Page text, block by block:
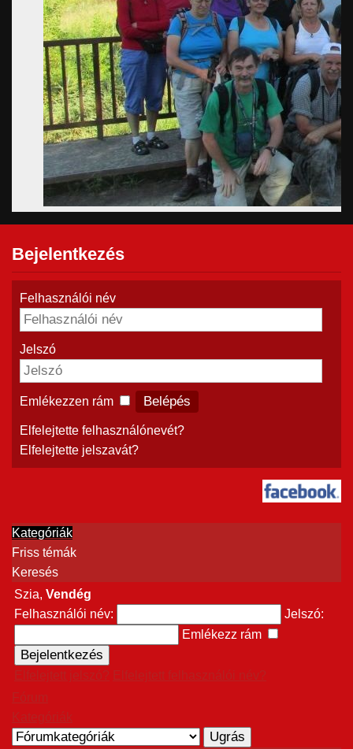
Bejelentkezés
Felhasználói név
Jelszó
Emlékezzen rám
Elfelejtette felhasználónevét?
Elfelejtette jelszavát?
Kategóriák
Friss témák
Keresés
Szia, Vendég
Felhasználói név:
Jelszó:
Emlékezz rám